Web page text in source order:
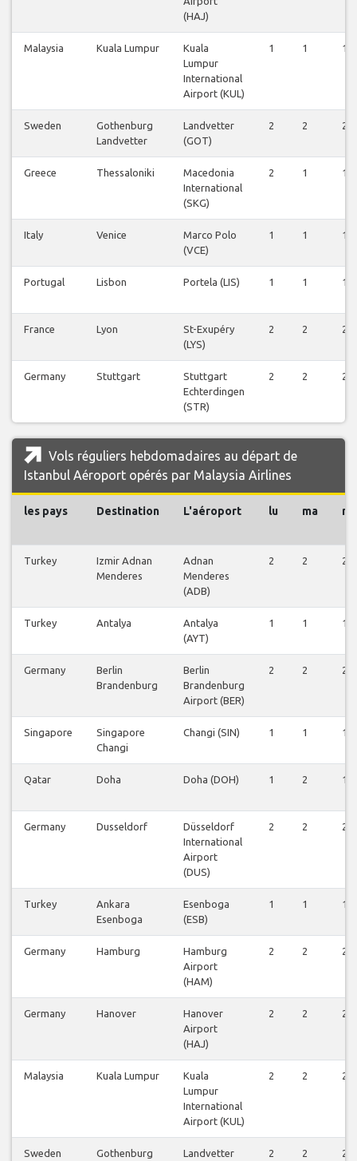
(HAJ)
Malaysia Kuala Lumpur
Kuala
Lumpur
International
Airport (KUL)
1 1 1
Sweden
Gothenburg
Landvetter
Landvetter
(GOT)
2 2 2
Greece Thessaloniki
Macedonia
International
(SKG)
2 1 1
Italy Venice
Marco Polo
(VCE)
1 1 1
Portugal Lisbon Portela (LIS) 1 1 1
France Lyon
St-Exupéry
(LYS)
2 2 2
Germany Stuttgart
Stuttgart
Echterdingen
(STR)
2 2 2
Vols réguliers hebdomadaires au départ de
Istanbul Aéroport opérés par Malaysia Airlines
les pays Destination L'aéroport lu ma
Turkey
Izmir Adnan
Menderes
Adnan
Menderes
(ADB)
2 2 2
Turkey Antalya
Antalya
(AYT)
1 1 1
Germany
Berlin
Brandenburg
Berlin
Brandenburg
Airport (BER)
2 2 2
Singapore
Singapore
Changi
Changi (SIN) 1 1 1
Qatar Doha Doha (DOH) 1 2 1
Germany Dusseldorf
Düsseldorf
International
Airport
(DUS)
2 2 2
Turkey
Ankara
Esenboga
Esenboga
(ESB)
1 1 1
Germany Hamburg
Hamburg
Airport
(HAM)
2 2 2
Germany Hanover
Hanover
Airport
(HAJ)
2 2 2
Malaysia Kuala Lumpur
Kuala
Lumpur
International
Airport (KUL)
2 2 2
Sweden
Gothenburg
Landvetter
2 2 2